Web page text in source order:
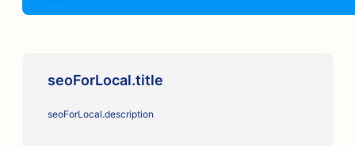
seoForLocal.title
seoForLocal.description